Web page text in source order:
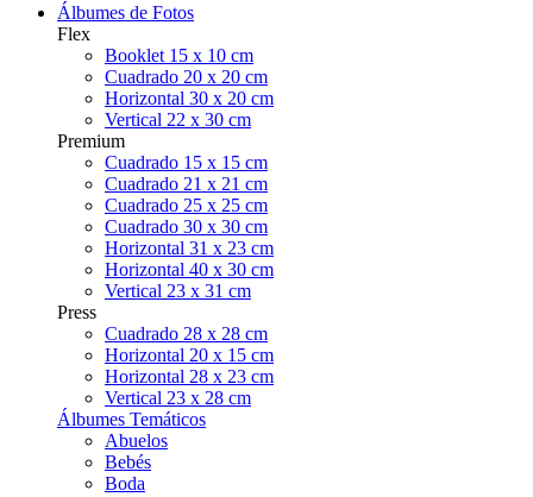
Álbumes de Fotos
Flex
Booklet 15 x 10 cm
Cuadrado 20 x 20 cm
Horizontal 30 x 20 cm
Vertical 22 x 30 cm
Premium
Cuadrado 15 x 15 cm
Cuadrado 21 x 21 cm
Cuadrado 25 x 25 cm
Cuadrado 30 x 30 cm
Horizontal 31 x 23 cm
Horizontal 40 x 30 cm
Vertical 23 x 31 cm
Press
Cuadrado 28 x 28 cm
Horizontal 20 x 15 cm
Horizontal 28 x 23 cm
Vertical 23 x 28 cm
Álbumes Temáticos
Abuelos
Bebés
Boda